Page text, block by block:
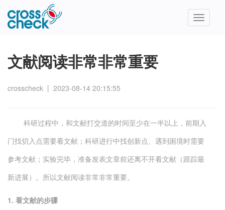
Toggle
文献阅读非常非常重要
crosscheck 丨 2023-08-14 20:15:55
科研过程中，和文献打交道的时间至少在一半以上，前期入
门找切入点需要看文献；科研进行中找创新点、遇到困境时需要
参考文献；实验完毕，准备发表文章前还离不开看文献（跟踪最
新进展）。所以文献阅读非常非常重要。
1. 看文献的步骤